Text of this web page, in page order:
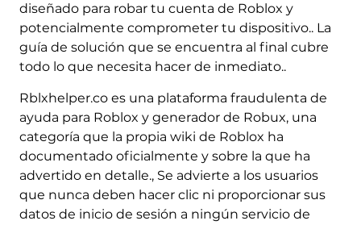
diseñado para robar tu cuenta de Roblox y
potencialmente comprometer tu dispositivo.. La
guía de solución que se encuentra al final cubre
todo lo que necesita hacer de inmediato..
Rblxhelper.co es una plataforma fraudulenta de
ayuda para Roblox y generador de Robux, una
categoría que la propia wiki de Roblox ha
documentado oficialmente y sobre la que ha
advertido en detalle., Se advierte a los usuarios
que nunca deben hacer clic ni proporcionar sus
datos de inicio de sesión a ningún servicio de